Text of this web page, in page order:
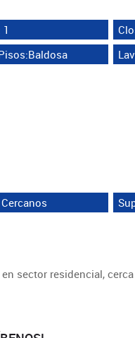
sector residencial,